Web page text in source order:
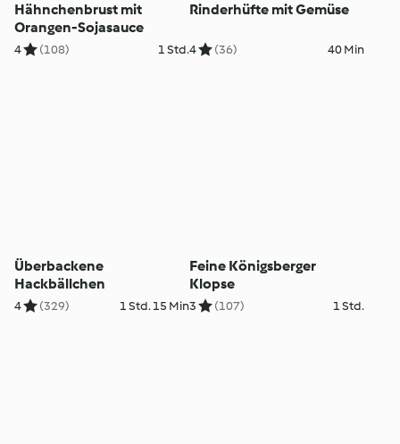
Hähnchenbrust mit
Orangen-Sojasauce
4 (108) 1 Std.
Rinderhüfte mit Gemüse
4 (36) 40 Min
Überbackene
Hackbällchen
4 (329) 1 Std. 15 Min
Feine Königsberger
Klopse
3 (107) 1 Std.